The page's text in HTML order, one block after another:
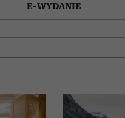
E-WYDANIE